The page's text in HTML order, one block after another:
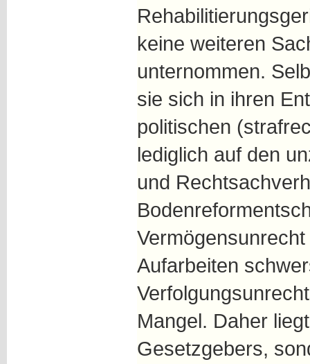
keine weiteren
unternommen.
sie sich in ihren
politischen
lediglich auf den
und
Aufarbeiten
Mangel. Daher
Gesetzgebers,